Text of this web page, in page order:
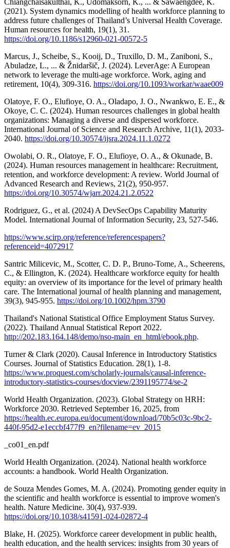
Chiangchaisakulthai, K., Udomaksorn, K., ... & Sawaengdee, K.
(2021). System dynamics modelling of health workforce planning to
address future challenges of Thailand’s Universal Health Coverage.
Human resources for health, 19(1), 31.
https://doi.org/10.1186/s12960-021-00572-5
Marcus, J., Scheibe, S., Kooij, D., Truxillo, D. M., Zaniboni, S.,
Abuladze, L., ... & Žnidaršič, J. (2024). LeverAge: A European
network to leverage the multi-age workforce. Work, aging and
retirement, 10(4), 309-316. https://doi.org/10.1093/workar/waae009
Olatoye, F. O., Elufioye, O. A., Oladapo, J. O., Nwankwo, E. E., &
Okoye, C. C. (2024). Human resources challenges in global health
organizations: Managing a diverse and dispersed workforce.
International Journal of Science and Research Archive, 11(1), 2033-
2040. https://doi.org/10.30574/ijsra.2024.11.1.0272
Owolabi, O. R., Olatoye, F. O., Elufioye, O. A., & Okunade, B.
(2024). Human resources management in healthcare: Recruitment,
retention, and workforce development: A review. World Journal of
Advanced Research and Reviews, 21(2), 950-957.
https://doi.org/10.30574/wjarr.2024.21.2.0522
Rodriguez, G., et al. (2024) A DevSecOps Capability Maturity
Model. International Journal of Information Security, 23, 527-546.
https://www.scirp.org/reference/referencespapers?
referenceid=4072917
Santric Milicevic, M., Scotter, C. D. P., Bruno‐Tome, A., Scheerens,
C., & Ellington, K. (2024). Healthcare workforce equity for health
equity: an overview of its importance for the level of primary health
care. The International journal of health planning and management,
39(3), 945-955. https://doi.org/10.1002/hpm.3790
Thailand's National Statistical Office Employment Status Survey.
(2022). Thailand Annual Statistical Report 2022.
http://202.183.164.148/demo/nso-main_en_html/ebook.php.
Turner & Clark (2020). Causal Inference in Introductory Statistics
Courses. Journal of Statistics Education. 28(1), 1-8.
https://www.proquest.com/scholarly-journals/causal-inference-
introductory-statistics-courses/docview/2391195774/se-2
World Health Organization. (2023). Global Strategy on HRH:
Workforce 2030. Retrieved September 16, 2025, from
https://health.ec.europa.eu/document/download/70b5c03c-9bc2-
440f-95d2-e1eccbf477f9_en?filename=ev_2015
_co01_en.pdf
World Health Organization. (2024). National health workforce
accounts: a handbook. World Health Organization.
de Souza Mendes Gomes, M. A. (2024). Promoting gender equity in
the scientific and health workforce is essential to improve women's
health. Nature Medicine. 30(4), 937-939.
https://doi.org/10.1038/s41591-024-02872-4
Blake, H. (2025). Workforce career development in public health,
health education, and the health services: insights from 30 years of